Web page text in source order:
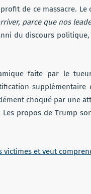
de ce massacre.
parce que nos
du discours
faite par le
supplémentaire
choqué par une
propos de Trump
victimes et veut